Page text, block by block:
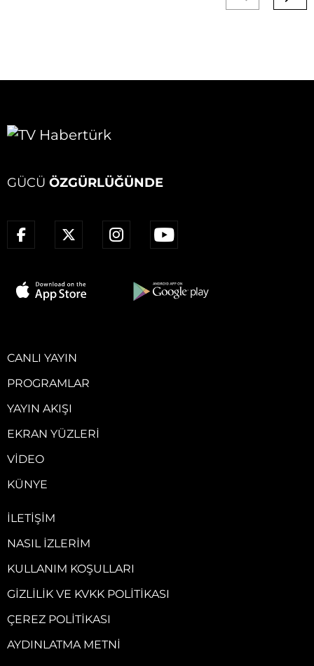
GÜCÜ ÖZGÜRLÜĞÜNDE
CANLI YAYIN
PROGRAMLAR
YAYIN AKIŞI
EKRAN YÜZLERI
VIDEO
KÜNYE
İLETIŞIM
NASIL İZLERIM
KULLANIM KOŞULLARI
GIZLILIK VE KVKK POLITIKASI
ÇEREZ POLITIKASI
AYDINLATMA METNI